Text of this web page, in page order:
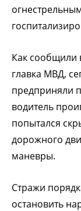
Как сообщили
главка МВД,
предприняли
водитель
попытался
дорожного
маневры.
Стражи
остановить